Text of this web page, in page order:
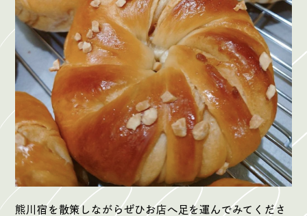
熊川宿を散策しながらぜひお店へ足を運んでみてくださ